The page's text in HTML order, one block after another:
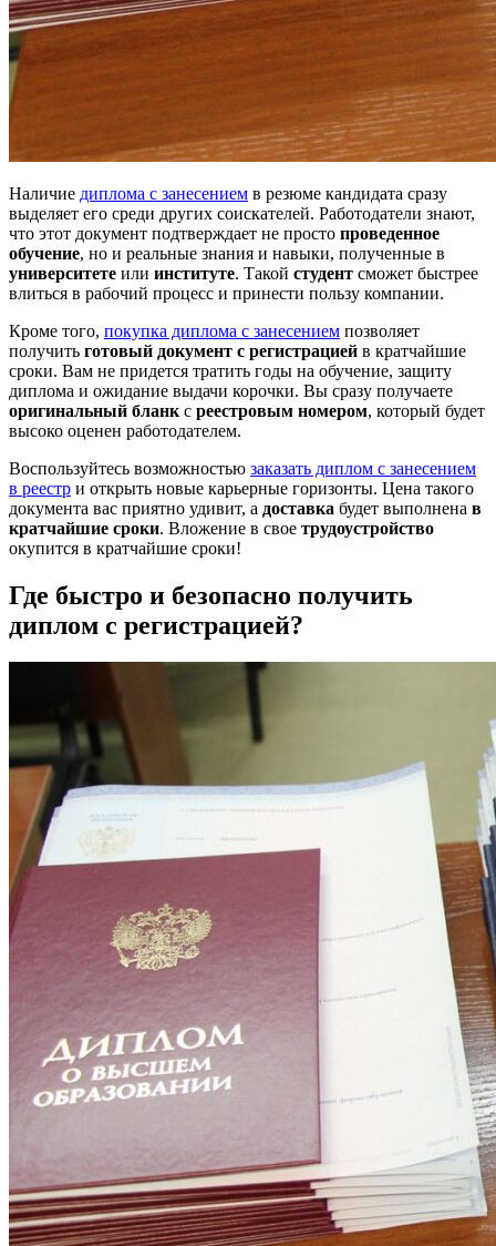
Наличие диплома с занесением в резюме кандидата сразу
выделяет его среди других соискателей. Работодатели знают,
что этот документ подтверждает не просто проведенное
обучение, но и реальные знания и навыки, полученные в
университете или институте. Такой студент сможет быстрее
влиться в рабочий процесс и принести пользу компании.
Кроме того, покупка диплома с занесением позволяет
получить готовый документ с регистрацией в кратчайшие
сроки. Вам не придется тратить годы на обучение, защиту
диплома и ожидание выдачи корочки. Вы сразу получаете
оригинальный бланк с реестровым номером, который будет
высоко оценен работодателем.
Воспользуйтесь возможностью заказать диплом с занесением
в реестр и открыть новые карьерные горизонты. Цена такого
документа вас приятно удивит, а доставка будет выполнена в
кратчайшие сроки. Вложение в свое трудоустройство
окупится в кратчайшие сроки!
Где быстро и безопасно получить
диплом с регистрацией?